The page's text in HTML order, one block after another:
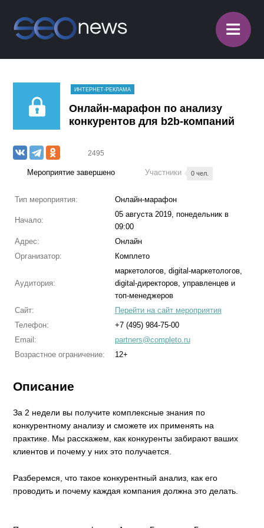
≡
ИНТЕРНЕТ-РЕКЛАМА
Онлайн-марафон по анализу
конкурентов для b2b-компаний
2495
Мероприятие завершено Участники 0 чел.
Тип мероприятия: Онлайн-марафон
Начало:
05 августа 2019, понедельник в
09:00
Адрес:
Онлайн
Организатор:
Комплето
Аудитория:
маркетологов, digital-маркетологов,
digital-директоров, управленцев и
топ-менеджеров
Сайт:
Перейти на сайт мероприятия
Телефон:
+7 (495) 984-75-00
Email:
partners@completo.ru
Возрастное ограничение:
12+
Описание
За 2 недели вы получите комплексные знания по
конкурентному анализу и сможете их применять на
практике. Мы расскажем, как конкуренты забирают ваших
клиентов и почему у них это получается.
Разберемся, что такое конкурентный анализ, как его
проводить и почему каждая компания должна это делать.